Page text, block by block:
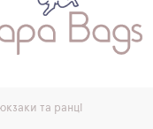
РАНЦІ
та ранці